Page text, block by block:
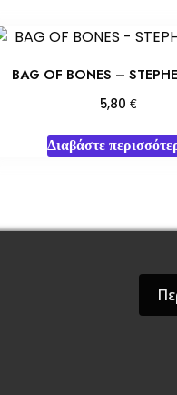
BAG OF BONES –
5,80 €
Διαβάστε
by Gradient